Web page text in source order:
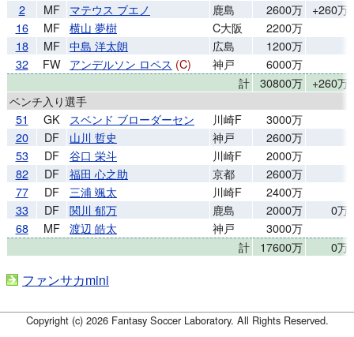
2
MF マテウス ブエノ 鹿島 2600万
+260万
16
MF 横山 夢樹 C大阪
2200万
18
MF 中島 洋太朗 広島
1200万
32
FW アンデルソン ロペス (C) 神戸
6000万
計
30800万
+260万
ベンチ入り選手
51
GK スベンド ブローダーセン 川崎F
3000万
20
DF 山川 哲史 神戸
2600万
53
DF 谷口 栄斗 川崎F
2000万
82
DF 福田 心之助 京都
2600万
77
DF 三浦 颯太 川崎F
2400万
33
DF 関川 郁万 鹿島 2000万
0万
68
MF 渡辺 皓太 神戸
3000万
計
17600万 0万
ファンサカmini
Copyright (c) 2026 Fantasy Soccer Laboratory. All Rights Reserved.